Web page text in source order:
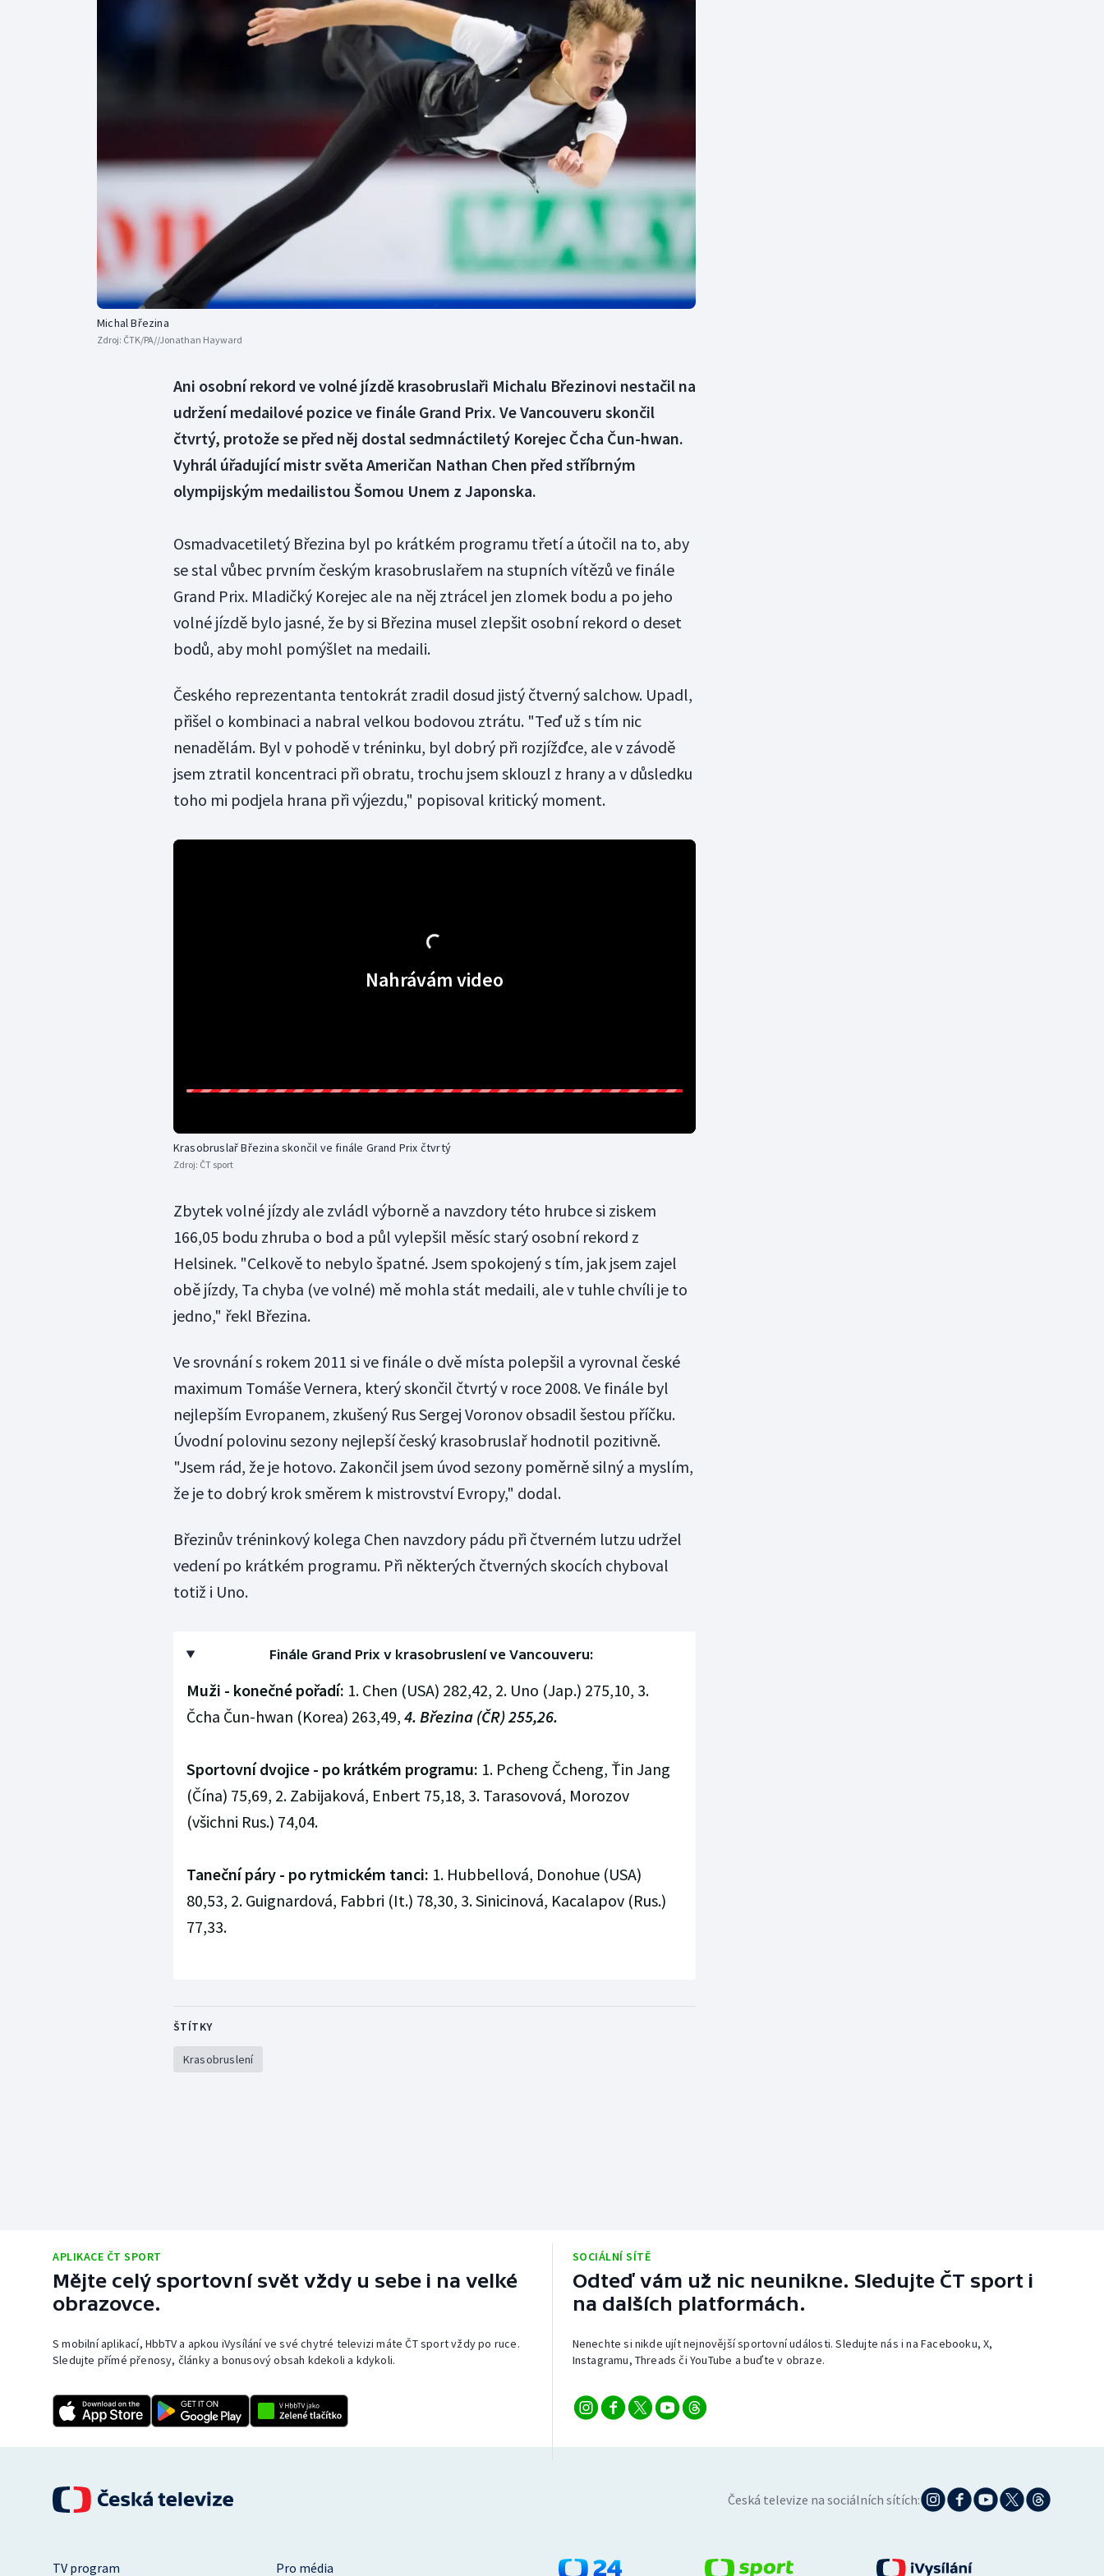
Curling
Dostihy
Golf
Gymnastika
Moderní pětiboj
Motorsport
Olympijské hry
Parasport
Plavání
Plážový volejbal
Triatlon
Veslování
Vodní slalom
Volejbal
Ostatní
Michal Březina
Zdroj: ČTK/PA//Jonathan Hayward
Ani osobní rekord ve volné jízdě krasobruslaři Michalu Březinovi nestačil na
udržení medailové pozice ve finále Grand Prix. Ve Vancouveru skončil
čtvrtý, protože se před něj dostal sedmnáctiletý Korejec Čcha Čun-hwan.
Vyhrál úřadující mistr světa Američan Nathan Chen před stříbrným
olympijským medailistou Šomou Unem z Japonska.
Osmadvacetiletý Březina byl po krátkém programu třetí a útočil na to, aby
se stal vůbec prvním českým krasobruslařem na stupních vítězů ve finále
Grand Prix. Mladičký Korejec ale na něj ztrácel jen zlomek bodu a po jeho
volné jízdě bylo jasné, že by si Březina musel zlepšit osobní rekord o deset
bodů, aby mohl pomýšlet na medaili.
Českého reprezentanta tentokrát zradil dosud jistý čtverný salchow. Upadl,
přišel o kombinaci a nabral velkou bodovou ztrátu. "Teď už s tím nic
nenadělám. Byl v pohodě v tréninku, byl dobrý při rozjížďce, ale v závodě
jsem ztratil koncentraci při obratu, trochu jsem sklouzl z hrany a v důsledku
toho mi podjela hrana při výjezdu," popisoval kritický moment.
Nahrávám video
Krasobruslař Březina skončil ve finále Grand Prix čtvrtý
Zdroj: ČT sport
Zbytek volné jízdy ale zvládl výborně a navzdory této hrubce si ziskem
166,05 bodu zhruba o bod a půl vylepšil měsíc starý osobní rekord z
Helsinek. "Celkově to nebylo špatné. Jsem spokojený s tím, jak jsem zajel
obě jízdy, Ta chyba (ve volné) mě mohla stát medaili, ale v tuhle chvíli je to
jedno," řekl Březina.
Ve srovnání s rokem 2011 si ve finále o dvě místa polepšil a vyrovnal české
maximum Tomáše Vernera, který skončil čtvrtý v roce 2008. Ve finále byl
nejlepším Evropanem, zkušený Rus Sergej Voronov obsadil šestou příčku.
Úvodní polovinu sezony nejlepší český krasobruslař hodnotil pozitivně.
"Jsem rád, že je hotovo. Zakončil jsem úvod sezony poměrně silný a myslím,
že je to dobrý krok směrem k mistrovství Evropy," dodal.
Březinův tréninkový kolega Chen navzdory pádu při čtverném lutzu udržel
vedení po krátkém programu. Při některých čtverných skocích chyboval
totiž i Uno.
Finále Grand Prix v krasobruslení ve Vancouveru:
Muži - konečné pořadí: 1. Chen (USA) 282,42, 2. Uno (Jap.) 275,10, 3.
Čcha Čun-hwan (Korea) 263,49, 4. Březina (ČR) 255,26.
Sportovní dvojice - po krátkém programu: 1. Pcheng Čcheng, Ťin Jang
(Čína) 75,69, 2. Zabijaková, Enbert 75,18, 3. Tarasovová, Morozov
(všichni Rus.) 74,04.
Taneční páry - po rytmickém tanci: 1. Hubbellová, Donohue (USA)
80,53, 2. Guignardová, Fabbri (It.) 78,30, 3. Sinicinová, Kacalapov (Rus.)
77,33.
ŠTÍTKY
Krasobruslení
APLIKACE ČT SPORT
Mějte celý sportovní svět vždy u sebe i na velké
obrazovce.
S mobilní aplikací, HbbTV a apkou iVysílání ve své chytré televizi máte ČT sport vždy po ruce.
Sledujte přímé přenosy, články a bonusový obsah kdekoli a kdykoli.
SOCIÁLNÍ SÍTĚ
Odteď vám už nic neunikne. Sledujte ČT sport i
na dalších platformách.
Nenechte si nikde ujít nejnovější sportovní události. Sledujte nás i na Facebooku, X,
Instagramu, Threads či YouTube a buďte v obraze.
Česká televize na sociálních sítích:
TV program Pro média